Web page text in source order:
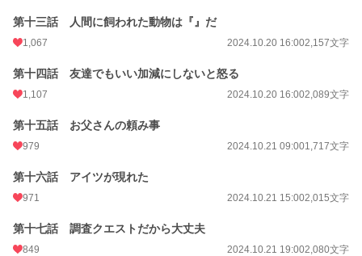
第十三話 人間に飼われた動物は『』だ
1,067 2024.10.20 16:002,157文字
第十四話 友達でもいい加減にしないと怒る
1,107 2024.10.20 16:002,089文字
第十五話 お父さんの頼み事
979 2024.10.21 09:001,717文字
第十六話 アイツが現れた
971 2024.10.21 15:002,015文字
第十七話 調査クエストだから大丈夫
849 2024.10.21 19:002,080文字